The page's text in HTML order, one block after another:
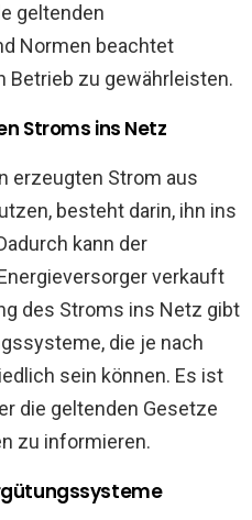
geltenden
Normen beachtet
Betrieb zu gewährleisten.
Stroms ins Netz
erzeugten Strom aus
besteht darin, ihn ins
kann der
verkauft
des Stroms ins Netz gibt
die je nach
sein können. Es ist
die geltenden Gesetze
zu informieren.